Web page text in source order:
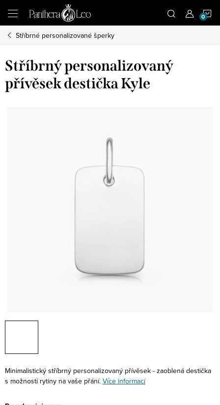
obsah
Stříbrné personalizované šperky
Stříbrný personalizovaný
přívěsek destička Kyle
Minimalistický stříbrný personalizovaný přívěsek - zaoblená destička
s možností rytiny na vaše přání. Více informací